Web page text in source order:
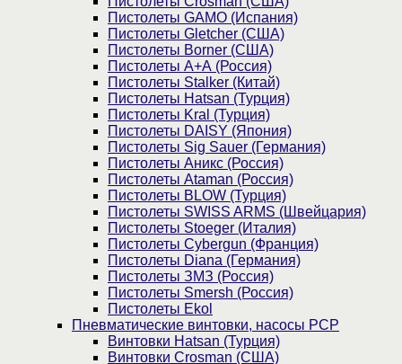
Пистолеты GAMO (Испания)
Пистолеты Gletcher (США)
Пистолеты Borner (США)
Пистолеты А+А (Россия)
Пистолеты Stalker (Китай)
Пистолеты Hatsan (Турция)
Пистолеты Kral (Турция)
Пистолеты DAISY (Япония)
Пистолеты Sig Sauer (Германия)
Пистолеты Аникс (Россия)
Пистолеты Ataman (Россия)
Пистолеты BLOW (Турция)
Пистолеты SWISS ARMS (Швейцария)
Пистолеты Stoeger (Италия)
Пистолеты Cybergun (Франция)
Пистолеты Diana (Германия)
Пистолеты ЗМЗ (Россия)
Пистолеты Smersh (Россия)
Пистолеты Ekol
Пневматические винтовки, насосы PCP
Винтовки Hatsan (Турция)
Винтовки Crosman (США)